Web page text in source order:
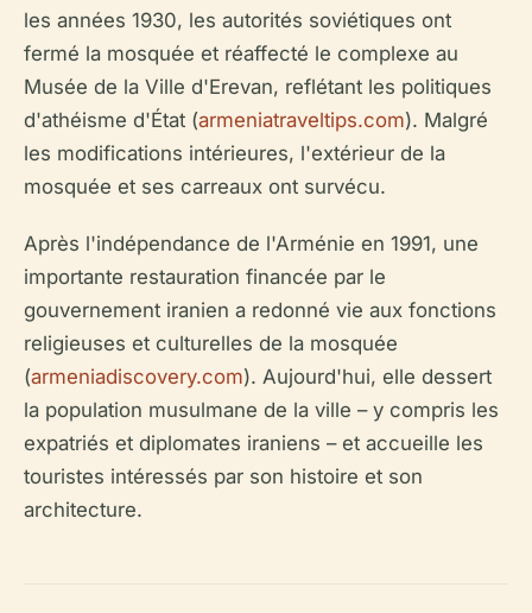
les années 1930, les autorités soviétiques ont
fermé la mosquée et réaffecté le complexe au
Musée de la Ville d'Erevan, reflétant les politiques
d'athéisme d'État (armeniatraveltips.com). Malgré
les modifications intérieures, l'extérieur de la
mosquée et ses carreaux ont survécu.
Après l'indépendance de l'Arménie en 1991, une
importante restauration financée par le
gouvernement iranien a redonné vie aux fonctions
religieuses et culturelles de la mosquée
(armeniadiscovery.com). Aujourd'hui, elle dessert
la population musulmane de la ville – y compris les
expatriés et diplomates iraniens – et accueille les
touristes intéressés par son histoire et son
architecture.